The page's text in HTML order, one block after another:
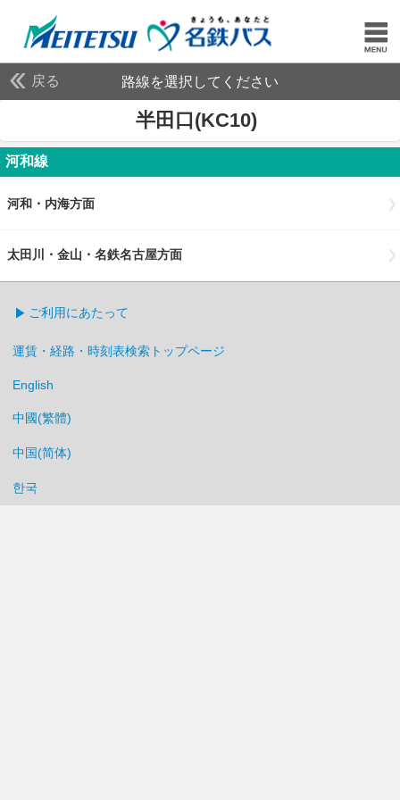
戻る 路線を選択してください
半田口(KC10)
河和線
河和・内海方面
太田川・金山・名鉄名古屋方面
ご利用にあたって
運賃・経路・時刻表検索トップページ
English
中國(繁體)
中国(简体)
한국